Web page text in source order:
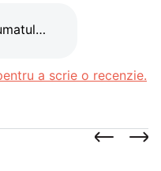
a scrie o recenzie.